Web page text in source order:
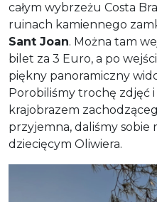
całym wybrzeżu Costa
ruinach kamiennego
Sant Joan. Można tam
bilet za 3 Euro, a po
piękny panoramiczny
Porobiliśmy trochę zdjęć i
krajobrazem
przyjemna, daliśmy sobie
dziecięcym Oliwiera.